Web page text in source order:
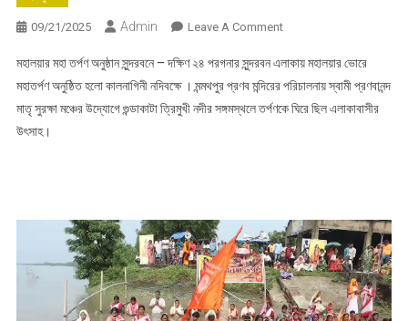
09/21/2025 Admin Leave A CommentOn
মহাতর্পণ
অনুষ্ঠান
সুন্দরবনে
মহালয়ার মহা তর্পণ অনুষ্ঠান সুন্দরবনে – দক্ষিণ ২৪ পরগনার সুন্দরবন এলাকায় মহালয়ার ভোরে
মহাতর্পণ অনুষ্ঠিত হলো কালনাগিনী নদিবক্ষে । মন্মথপুর প্রণব মন্দিরের পরিচালনায় স্বামী প্রণবানন্দ
মাতৃ সুরক্ষা মঞ্চের উদ্যোগে গুন্ডাকাটা ত্রিমুখী নদীর সঙ্গমস্থলে তর্পণকে ঘিরে ছিল এলাকাবাসীর
উৎসাহ।